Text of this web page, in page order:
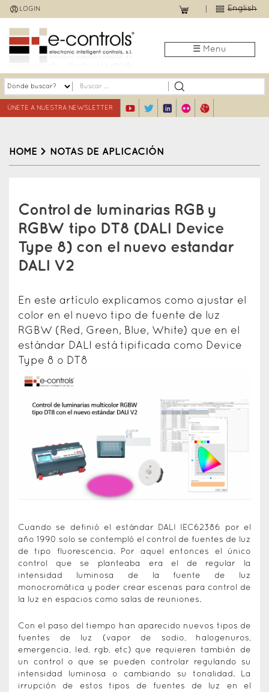
Jump
to
navigation
LOGIN English
☰ Menu
ÚNETE A NUESTRA NEWSLETTER
HOME > NOTAS DE APLICACIÓN
topControl de luminarias RGB y
RGBW tipo DT8 (DALI Device
Type 8) con el nuevo estandar
DALI V2
En este artículo explicamos como ajustar el
color en el nuevo tipo de fuente de luz
RGBW (Red, Green, Blue, White) que en el
estándar DALI está tipificada como Device
Type 8 o DT8
Cuando se definió el estándar DALI IEC62386 por el
año 1990 solo se contempló el control de fuentes de luz
de tipo fluorescencia. Por aquel entonces el único
control que se planteaba era el de regular la
intensidad luminosa de la fuente de luz
monocromática y poder crear escenas para control de
la luz en espacios como salas de reuniones.
Con el paso del tiempo han aparecido nuevos tipos de
fuentes de luz (vapor de sodio, halogenuros,
emergencia, led, rgb, etc) que requieren también de
un control o que se pueden controlar regulando su
intensidad luminosa o cambiando su tonalidad. La
irrupción de estos tipos de fuentes de luz en el